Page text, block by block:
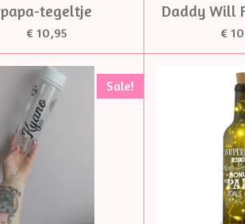
papa-tegeltje
€ 10,95
Daddy Will
€
Sale!